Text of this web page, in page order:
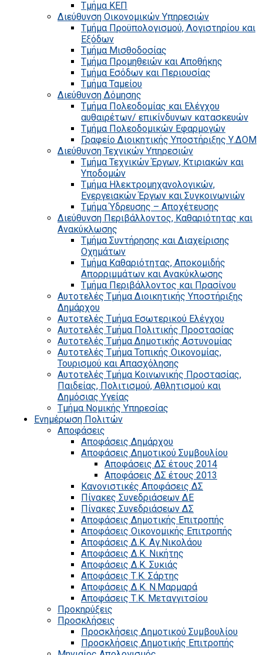
Τμήμα ΚΕΠ
Διεύθυνση Οικονομικών Υπηρεσιών
Τμήμα Προϋπολογισμού, Λογιστηρίου και
Εξόδων
Τμήμα Μισθοδοσίας
Τμήμα Προμηθειών και Αποθήκης
Τμήμα Εσόδων και Περιουσίας
Τμήμα Ταμείου
Διεύθυνση Δόμησης
Τμήμα Πολεοδομίας και Ελέγχου
αυθαιρέτων/ επικίνδυνων κατασκευών
Τμήμα Πολεοδομικών Εφαρμογών
Γραφείο Διοικητικής Υποστήριξης Υ.ΔΟΜ
Διεύθυνση Τεχνικών Υπηρεσιών
Τμήμα Τεχνικών Έργων, Κτιριακών και
Υποδομών
Τμήμα Ηλεκτρομηχανολογικών,
Ενεργειακών Έργων και Συγκοινωνιών
Τμήμα Ύδρευσης – Αποχέτευσης
Διεύθυνση Περιβάλλοντος, Καθαριότητας και
Ανακύκλωσης
Τμήμα Συντήρησης και Διαχείρισης
Οχημάτων
Τμήμα Καθαριότητας, Αποκομιδής
Απορριμμάτων και Ανακύκλωσης
Τμήμα Περιβάλλοντος και Πρασίνου
Αυτοτελές Τμήμα Διοικητικής Υποστήριξης
Δημάρχου
Αυτοτελές Τμήμα Εσωτερικού Ελέγχου
Αυτοτελές Τμήμα Πολιτικής Προστασίας
Αυτοτελές Τμήμα Δημοτικής Αστυνομίας
Αυτοτελές Τμήμα Τοπικής Οικονομίας,
Τουρισμού και Απασχόλησης
Αυτοτελές Τμήμα Κοινωνικής Προστασίας,
Παιδείας, Πολιτισμού, Αθλητισμού και
Δημόσιας Υγείας
Τμήμα Νομικής Υπηρεσίας
Ενημέρωση Πολιτών
Αποφάσεις
Αποφάσεις Δημάρχου
Αποφάσεις Δημοτικού Συμβουλίου
Αποφάσεις ΔΣ έτους 2014
Αποφάσεις ΔΣ έτους 2013
Κανονιστικές Αποφάσεις ΔΣ
Πίνακες Συνεδριάσεων ΔΕ
Πίνακες Συνεδριάσεων ΔΣ
Αποφάσεις Δημοτικής Επιτροπής
Αποφάσεις Οικονομικής Επιτροπής
Αποφάσεις Δ.Κ. Αγ.Νικολάου
Αποφάσεις Δ.Κ. Νικήτης
Αποφάσεις Δ.Κ. Συκιάς
Αποφάσεις Τ.Κ. Σάρτης
Αποφάσεις Δ.Κ. Ν.Μαρμαρά
Αποφάσεις Τ.Κ. Μεταγγιτσίου
Προκηρύξεις
Προσκλήσεις
Προσκλήσεις Δημοτικού Συμβουλίου
Προσκλήσεις Δημοτικής Επιτροπής